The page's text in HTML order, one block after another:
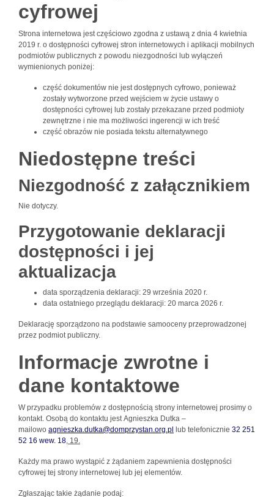
cyfrowej
Strona internetowa jest częściowo zgodna z ustawą z dnia 4 kwietnia
2019 r. o dostępności cyfrowej stron internetowych i aplikacji mobilnych
podmiotów publicznych z powodu niezgodności lub wyłączeń
wymienionych poniżej:
część dokumentów nie jest dostępnych cyfrowo, ponieważ
zostały wytworzone przed wejściem w życie ustawy o
dostępności cyfrowej lub zostały przekazane przed podmioty
zewnętrzne i nie ma możliwości ingerencji w ich treść
część obrazów nie posiada tekstu alternatywnego
Niedostępne treści
Niezgodność z załącznikiem
Nie dotyczy.
Przygotowanie deklaracji
dostępności i jej
aktualizacja
data sporządzenia deklaracji: 29 września 2020 r.
data ostatniego przeglądu deklaracji: 20 marca 2026 r.
Deklarację sporządzono na podstawie samooceny przeprowadzonej
przez podmiot publiczny.
Informacje zwrotne i
dane kontaktowe
W przypadku problemów z dostępnością strony internetowej prosimy o
kontakt. Osobą do kontaktu jest Agnieszka Dutka –
mailowo agnieszka.dutka@domprzystan.org.pl lub telefonicznie 32 251
52 16 wew. 18, 19.
Każdy ma prawo wystąpić z żądaniem zapewnienia dostępności
cyfrowej tej strony internetowej lub jej elementów.
Zgłaszając takie żądanie podaj: